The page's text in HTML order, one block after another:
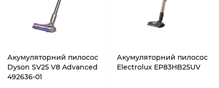
Акумуляторний пилосос
Dyson SV25 V8 Advanced
492636-01
Акумуляторний пилосос
Electrolux EP83HB25UV